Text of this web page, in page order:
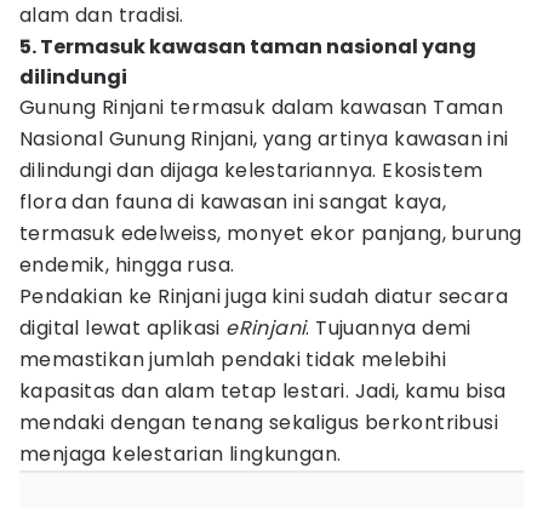
alam dan tradisi.
5. Termasuk kawasan taman nasional yang
dilindungi
Gunung Rinjani termasuk dalam kawasan Taman
Nasional Gunung Rinjani, yang artinya kawasan ini
dilindungi dan dijaga kelestariannya. Ekosistem
flora dan fauna di kawasan ini sangat kaya,
termasuk edelweiss, monyet ekor panjang, burung
endemik, hingga rusa.
Pendakian ke Rinjani juga kini sudah diatur secara
digital lewat aplikasi eRinjani. Tujuannya demi
memastikan jumlah pendaki tidak melebihi
kapasitas dan alam tetap lestari. Jadi, kamu bisa
mendaki dengan tenang sekaligus berkontribusi
menjaga kelestarian lingkungan.